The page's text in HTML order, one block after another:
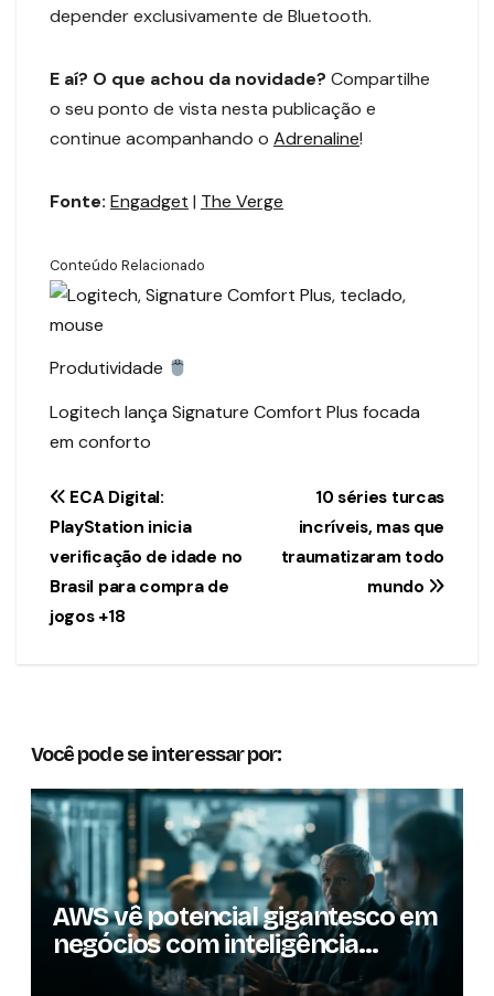
depender exclusivamente de Bluetooth.
E aí? O que achou da novidade? Compartilhe
o seu ponto de vista nesta publicação e
continue acompanhando o Adrenaline!
Fonte: Engadget | The Verge
Conteúdo Relacionado
Produtividade
Logitech lança Signature Comfort Plus focada
em conforto
Navegação
de
Post
10 séries turcas
incríveis, mas que
traumatizaram todo
mundo
ECA Digital:
PlayStation inicia
verificação de idade no
Brasil para compra de
jogos +18
Você pode se interessar por:
AWS vê potencial gigantesco em
negócios com inteligência
artificial